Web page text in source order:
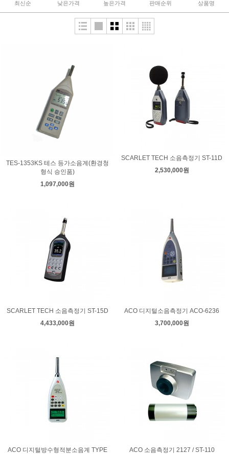
최신순 낮은가격 높은가격 판매순위 상품명
TES-1353KS 테스 등가소음계(환경청
형식 승인품)
1,097,000원
SCARLET TECH 소음측정기 ST-11D
2,530,000원
SCARLET TECH 소음측정기 ST-15D
4,433,000원
ACO 디지털소음측정기 ACO-6236
3,700,000원
ACO 디지털방수형적분소음계 TYPE
ACO 소음측정기 2127 / ST-110